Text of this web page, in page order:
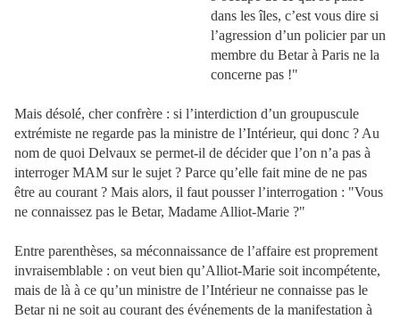
dans les îles, c’est vous dire si
l’agression d’un policier par un
membre du Betar à Paris ne la
concerne pas !"
Mais désolé, cher confrère : si l’interdiction d’un groupuscule
extrémiste ne regarde pas la ministre de l’Intérieur, qui donc ? Au
nom de quoi Delvaux se permet-il de décider que l’on n’a pas à
interroger MAM sur le sujet ? Parce qu’elle fait mine de ne pas
être au courant ? Mais alors, il faut pousser l’interrogation : "Vous
ne connaissez pas le Betar, Madame Alliot-Marie ?"
Entre parenthèses, sa méconnaissance de l’affaire est proprement
invraisemblable : on veut bien qu’Alliot-Marie soit incompétente,
mais de là à ce qu’un ministre de l’Intérieur ne connaisse pas le
Betar ni ne soit au courant des événements de la manifestation à